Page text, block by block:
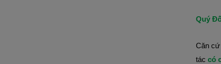
Quý
Căn
tác có